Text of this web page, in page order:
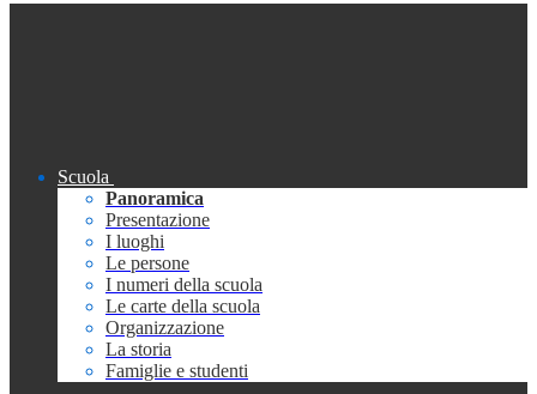
Scuola
Panoramica
Presentazione
I luoghi
Le persone
I numeri della scuola
Le carte della scuola
Organizzazione
La storia
Famiglie e studenti